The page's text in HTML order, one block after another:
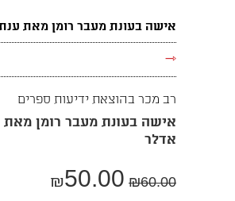
אישה בעונת מעבר רומן מאת
→
רב מכר בהוצאת ידיעות ספרים
אישה בעונת מעבר רומן מאת
אדלר
₪60.00
₪50.00